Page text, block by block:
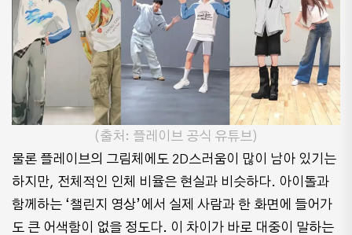
(출처: 플레이브 공식 유튜브)
물론 플레이브의 그림체에도 2D스러움이 많이 남아 있기는
하지만, 전체적인 인체 비율은 현실과 비슷하다. 아이돌과
함께하는 ‘챌린지 영상’에서 실제 사람과 한 화면에 들어가
도 큰 어색함이 없을 정도다. 이 차이가 바로 대중이 말하는